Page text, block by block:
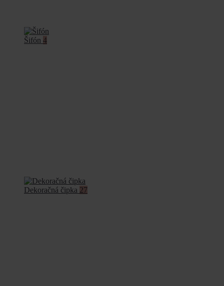
Šifón 4
Dekoračná čipka 27